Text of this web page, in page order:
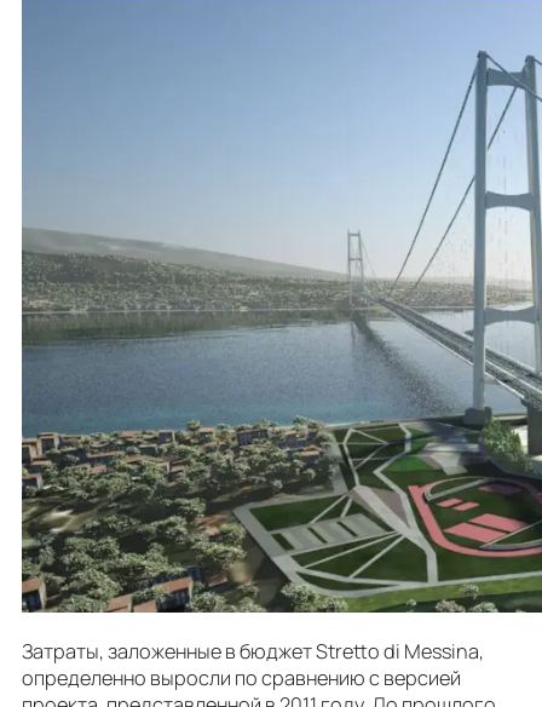
Затраты, заложенные в бюджет Stretto di Messina,
определенно выросли по сравнению с версией